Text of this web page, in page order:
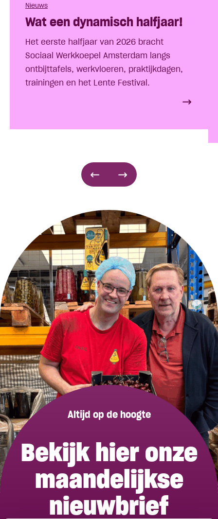
Nieuws
Wat een dynamisch halfjaar!
Het eerste halfjaar van 2026 bracht
Sociaal Werkkoepel Amsterdam langs
ontbijttafels, werkvloeren, praktijkdagen,
trainingen en het Lente Festival.
Altijd op de hoogte
Bekijk hier onze
maandelijkse
nieuwbrief